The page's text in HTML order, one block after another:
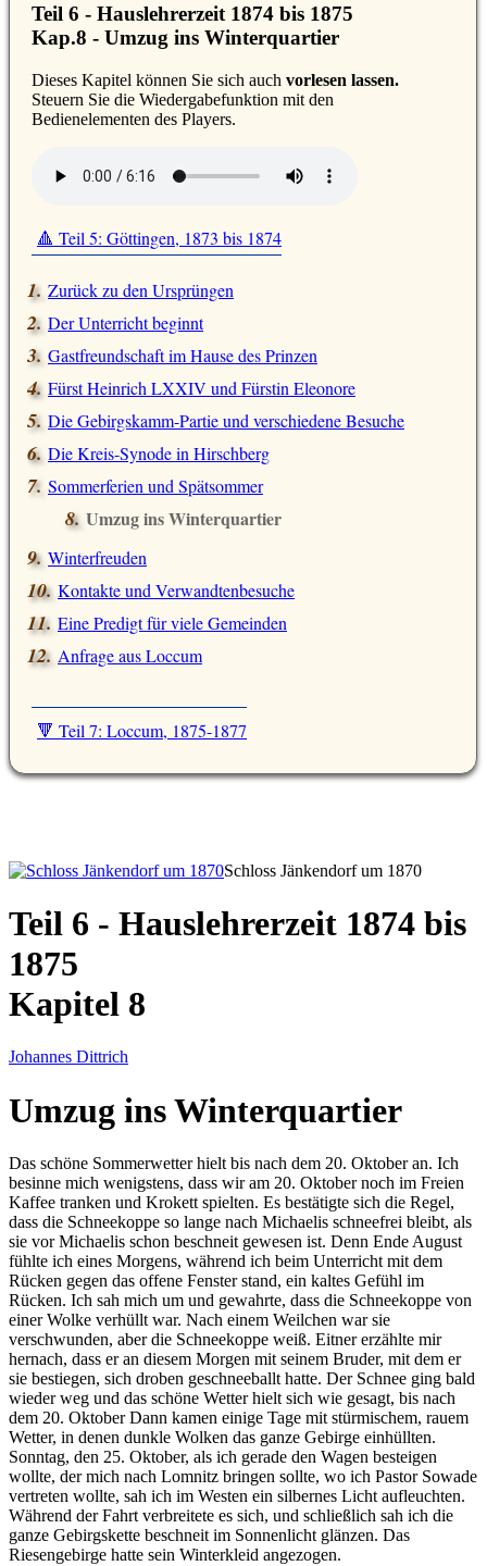
Teil 6 - Hauslehrerzeit 1874 bis 1875
Kap.8 - Umzug ins Winterquartier
Dieses Kapitel können Sie sich auch vorlesen lassen.
Steuern Sie die Wiedergabefunktion mit den
Bedienelementen des Players.
🔺 Teil 5: Göttingen, 1873 bis 1874
Zurück zu den Ursprüngen
Der Unterricht beginnt
Gastfreundschaft im Hause des Prinzen
Fürst Heinrich LXXIV und Fürstin Eleonore
Die Gebirgskamm-Partie und verschiedene Besuche
Die Kreis-Synode in Hirschberg
Sommerferien und Spätsommer
Umzug ins Winterquartier
Winterfreuden
Kontakte und Verwandtenbesuche
Eine Predigt für viele Gemeinden
Anfrage aus Loccum
🔻 Teil 7: Loccum, 1875-1877
Schloss Jänkendorf um 1870
Teil 6 - Hauslehrerzeit 1874 bis
1875
Kapitel 8
Johannes Dittrich
Umzug ins Winterquartier
Das schöne Sommerwetter hielt bis nach dem 20. Oktober an. Ich
besinne mich wenigstens, dass wir am 20. Oktober noch im Freien
Kaffee tranken und Krokett spielten. Es bestätigte sich die Regel,
dass die Schneekoppe so lange nach Michaelis schneefrei bleibt, als
sie vor Michaelis schon beschneit gewesen ist. Denn Ende August
fühlte ich eines Morgens, während ich beim Unterricht mit dem
Rücken gegen das offene Fenster stand, ein kaltes Gefühl im
Rücken. Ich sah mich um und gewahrte, dass die Schneekoppe von
einer Wolke verhüllt war. Nach einem Weilchen war sie
verschwunden, aber die Schneekoppe weiß. Eitner erzählte mir
hernach, dass er an diesem Morgen mit seinem Bruder, mit dem er
sie bestiegen, sich droben geschneeballt hatte. Der Schnee ging bald
wieder weg und das schöne Wetter hielt sich wie gesagt, bis nach
dem 20. Oktober Dann kamen einige Tage mit stürmischem, rauem
Wetter, in denen dunkle Wolken das ganze Gebirge einhüllten.
Sonntag, den 25. Oktober, als ich gerade den Wagen besteigen
wollte, der mich nach Lomnitz bringen sollte, wo ich Pastor Sowade
vertreten wollte, sah ich im Westen ein silbernes Licht aufleuchten.
Während der Fahrt verbreitete es sich, und schließlich sah ich die
ganze Gebirgskette beschneit im Sonnenlicht glänzen. Das
Riesengebirge hatte sein Winterkleid angezogen.